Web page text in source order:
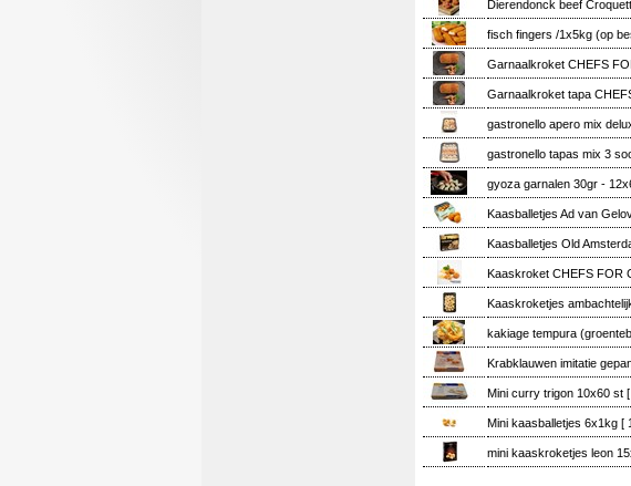
Dierendonck beef
fisch fingers /1x5kg (op
Garnaalkroket CHEFS
Garnaalkroket tapa
gastronello apero mix
gastronello tapas mix 3
gyoza garnalen 30gr -
Kaasballetjes Ad van
Kaasballetjes Old
Kaaskroket CHEFS FOR
Kaaskroketjes
kakiage tempura
Krabklauwen imitatie
Mini curry trigon 10x60 st
Mini kaasballetjes 6x1kg [
mini kaaskroketjes leon